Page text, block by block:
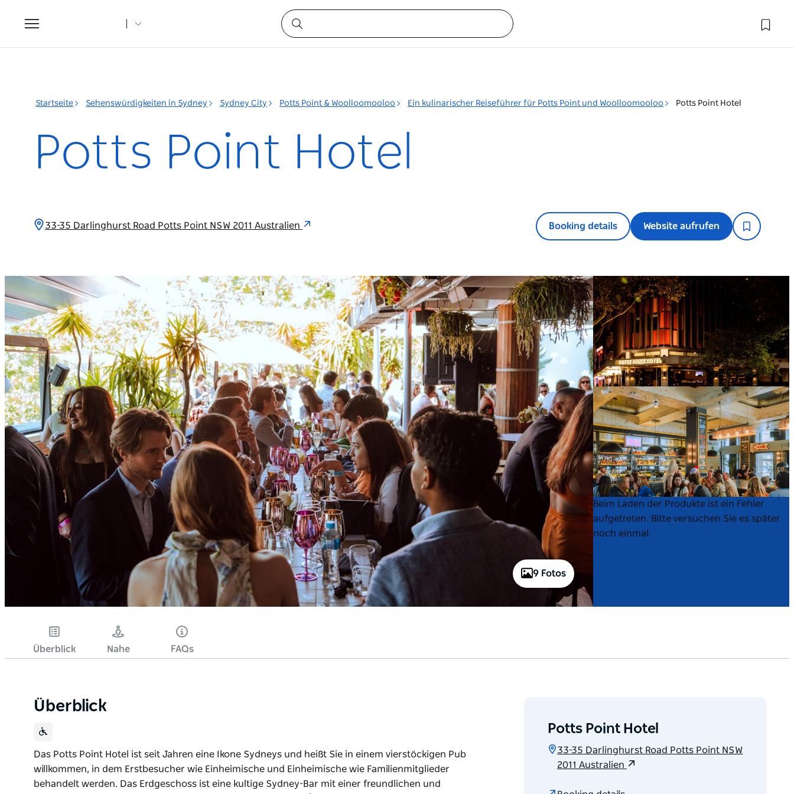
Toggle
navigation
Startseite Sehenswürdigkeiten in Sydney Sydney City Potts Point & Woolloomooloo Ein kulinarischer Reiseführer für Potts Point und Woolloomooloo Potts Point Hotel
Potts Point Hotel
33-35 Darlinghurst Road Potts Point NSW 2011 Australien Booking details Website aufrufen
9 Fotos
Product
List
Product
List
Beim Laden der Produkte ist ein Fehler
aufgetreten. Bitte versuchen Sie es später
noch einmal.
Überblick Nahe FAQs
Überblick
Das Potts Point Hotel ist seit Jahren eine Ikone Sydneys und heißt Sie in einem vierstöckigen Pub
willkommen, in dem Erstbesucher wie Einheimische und Einheimische wie Familienmitglieder
behandelt werden. Das Erdgeschoss ist eine kultige Sydney-Bar mit einer freundlichen und
Potts Point Hotel
33-35 Darlinghurst Road Potts Point NSW
2011 Australien